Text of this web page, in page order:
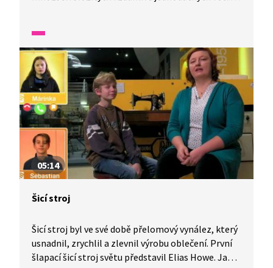
Dozvíte se, jak probíhá výroba tofu a jak funguje
mikrovlnná trouba.
05:14
Šicí stroj
Šicí stroj byl ve své době přelomový vynález, který
usnadnil, zrychlil a zlevnil výrobu oblečení. První
šlapací šicí stroj světu představil Elias Howe. Jak